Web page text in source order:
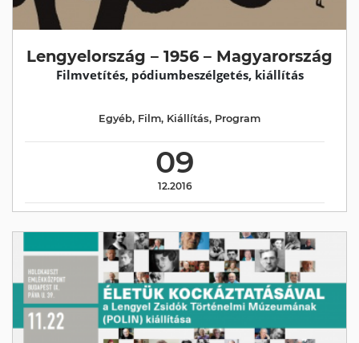
Lengyelország – 1956 – Magyarország
Filmvetítés, pódiumbeszélgetés, kiállítás
09
12.2016
Egyéb, Film, Kiállítás, Program